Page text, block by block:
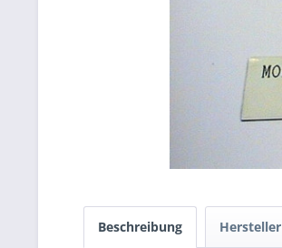
Beschreibung Hersteller